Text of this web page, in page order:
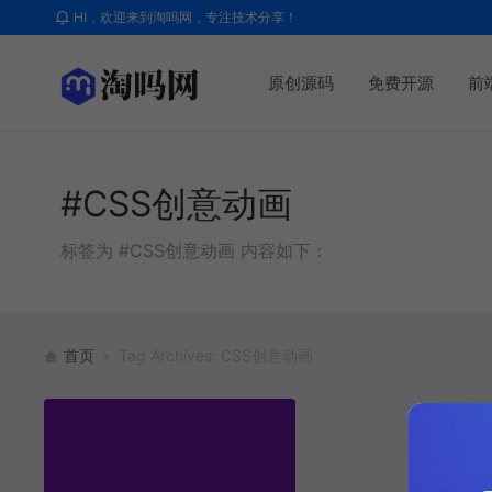
HI，欢迎来到淘吗网，专注技术分享！
原创源码 免费开源 前
#CSS创意动画
标签为 #CSS创意动画 内容如下：
首页